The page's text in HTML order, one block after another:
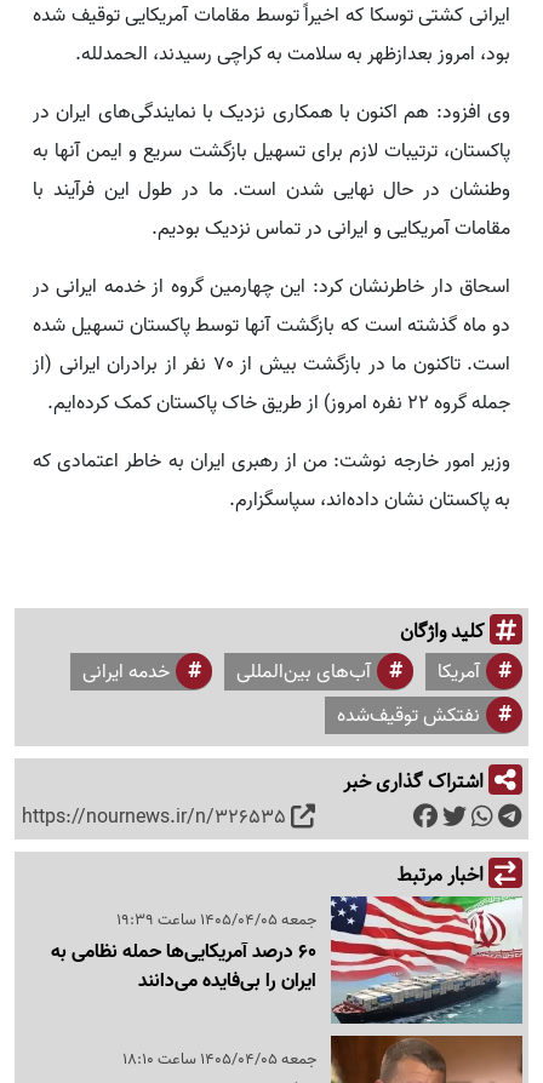
ایرانی کشتی توسکا که اخیراً توسط مقامات آمریکایی توقیف شده
بود، امروز بعدازظهر به سلامت به کراچی رسیدند، الحمدلله.
وی افزود: هم اکنون با همکاری نزدیک با نمایندگی‌های ایران در
پاکستان، ترتیبات لازم برای تسهیل بازگشت سریع و ایمن آنها به
وطنشان در حال نهایی شدن است. ما در طول این فرآیند با
مقامات آمریکایی و ایرانی در تماس نزدیک بودیم.
اسحاق دار خاطرنشان کرد: این چهارمین گروه از خدمه ایرانی در
دو ماه گذشته است که بازگشت آنها توسط پاکستان تسهیل شده
است. تاکنون ما در بازگشت بیش از 70 نفر از برادران ایرانی (از
جمله گروه 22 نفره امروز) از طریق خاک پاکستان کمک کرده‌ایم.
وزیر امور خارجه نوشت: من از رهبری ایران به خاطر اعتمادی که
به پاکستان نشان داده‌اند، سپاسگزارم.
کلید واژگان
آمریکا آب‌های بین‌المللی
خدمه ایرانی
نفتکش توقیف‌شده
اشتراک گذاری خبر
https://nournews.ir/n/326535
اخبار مرتبط
جمعه 1405/04/05 ساعت 19:39
60 درصد آمریکایی‌ها حمله نظامی به
ایران را بی‌فایده می‌دانند
جمعه 1405/04/05 ساعت 18:10